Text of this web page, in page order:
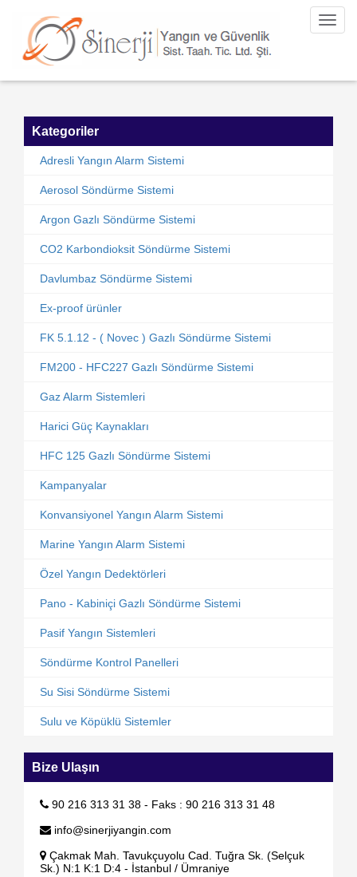
Kategoriler
Adresli Yangın Alarm Sistemi
Aerosol Söndürme Sistemi
Argon Gazlı Söndürme Sistemi
CO2 Karbondioksit Söndürme Sistemi
Davlumbaz Söndürme Sistemi
Ex-proof ürünler
FK 5.1.12 - ( Novec ) Gazlı Söndürme Sistemi
FM200 - HFC227 Gazlı Söndürme Sistemi
Gaz Alarm Sistemleri
Harici Güç Kaynakları
HFC 125 Gazlı Söndürme Sistemi
Kampanyalar
Konvansiyonel Yangın Alarm Sistemi
Marine Yangın Alarm Sistemi
Özel Yangın Dedektörleri
Pano - Kabiniçi Gazlı Söndürme Sistemi
Pasif Yangın Sistemleri
Söndürme Kontrol Panelleri
Su Sisi Söndürme Sistemi
Sulu ve Köpüklü Sistemler
Bize Ulaşın
90 216 313 31 38 - Faks : 90 216 313 31 48
info@sinerjiyangin.com
Çakmak Mah. Tavukçuyolu Cad. Tuğra Sk. (Selçuk
Sk.) N:1 K:1 D:4 - İstanbul / Ümraniye